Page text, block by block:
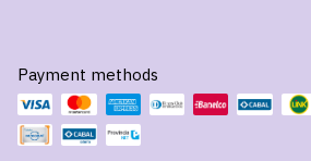
Payment methods